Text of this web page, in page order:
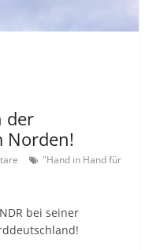
der
Norden!
"Hand in Hand für
bei seiner